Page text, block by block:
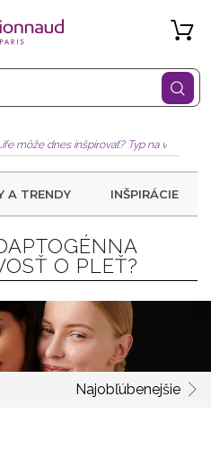
A TRENDY INŠPIRÁCIE
O PLEŤ?
Najobľúbenejšie